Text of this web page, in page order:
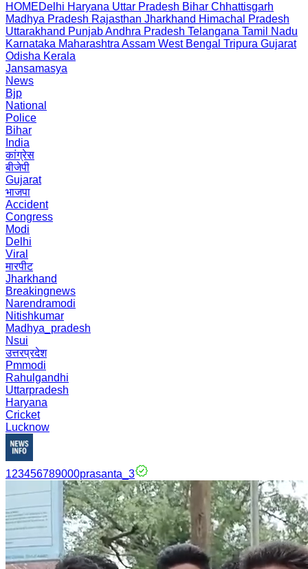
HOMEDelhi Haryana Uttar Pradesh Bihar Chhattisgarh
Madhya Pradesh Rajasthan Jharkhand Himachal Pradesh
Uttarakhand PunjabAndhra Pradesh Telangana Tamil Nadu
Karnataka Maharashtra Assam West Bengal Tripura Gujarat
Odisha Kerala
Jansamasya
News
Bjp
National
Police
Bihar
India
कांग्रेस
बीजेपी
Gujarat
भाजपा
Accident
Congress
Modi
Delhi
Viral
मारपीट
Jharkhand
Breakingnews
Narendramodi
Nitishkumar
Madhya_pradesh
Nsui
उत्तरप्रदेश
Pmmodi
Rahulgandhi
Uttarpradesh
Haryana
Cricket
Lucknow
123456789000prasanta_3